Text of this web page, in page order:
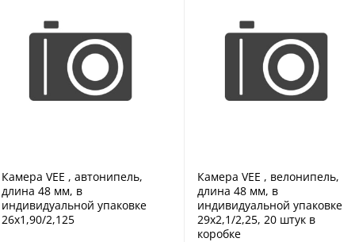
Камера VEE , автонипель,
длина 48 мм, в
индивидуальной упаковке
26x1,90/2,125
Камера VEE , велонипель,
длина 48 мм, в
индивидуальной упаковке
29x2,1/2,25, 20 штук в
коробке